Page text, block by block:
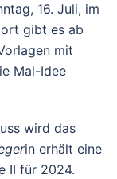
16. Juli, im
gibt es ab
mit
Mal-Idee
wird das
in erhält eine
II für 2024.